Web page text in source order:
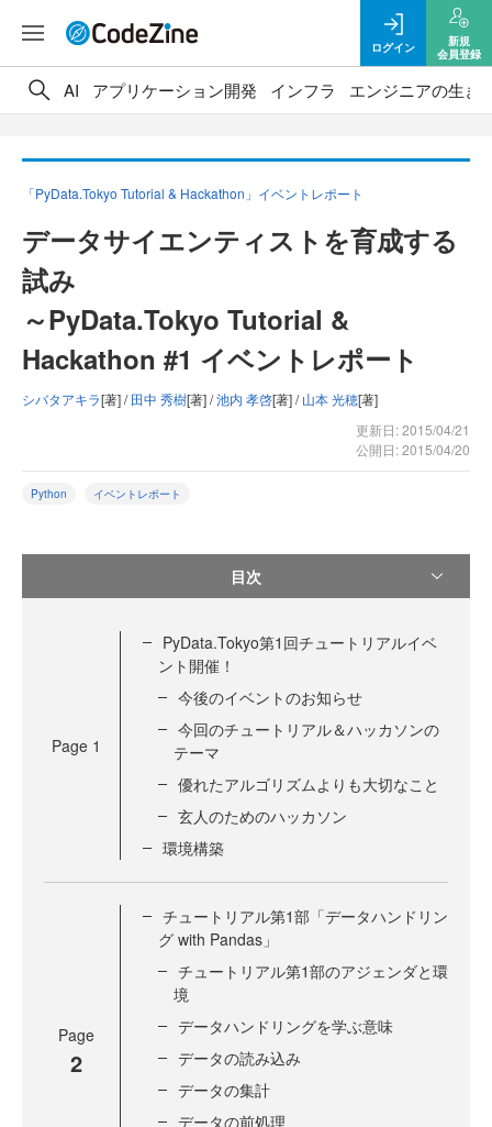
ログイン
新規
会員登録
AI アプリケーション開発 インフラ エンジニアの生き
「PyData.Tokyo Tutorial & Hackathon」イベントレポート
データサイエンティストを育成する
試み
～PyData.Tokyo Tutorial &
Hackathon #1 イベントレポート
シバタアキラ[著] /田中 秀樹[著] /池内 孝啓[著] /山本 光穂[著]
更新日: 2015/04/21
公開日: 2015/04/20
Python イベントレポート
目次
Page 1
PyData.Tokyo第1回チュートリアルイベ
ント開催！
今後のイベントのお知らせ
今回のチュートリアル＆ハッカソンの
テーマ
優れたアルゴリズムよりも大切なこと
玄人のためのハッカソン
環境構築
Page
2
チュートリアル第1部「データハンドリン
グ with Pandas」
チュートリアル第1部のアジェンダと環
境
データハンドリングを学ぶ意味
データの読み込み
データの集計
データの前処理